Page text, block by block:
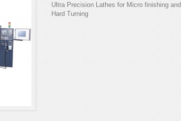
Ultra Precision Lathes for Micro finishing and
Hard Turning